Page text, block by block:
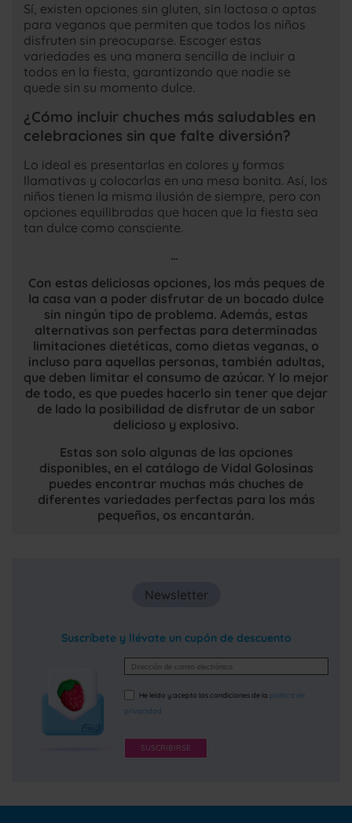
Sí, existen opciones sin gluten, sin lactosa o aptas
para veganos que permiten que todos los niños
disfruten sin preocuparse. Escoger estas
variedades es una manera sencilla de incluir a
todos en la fiesta, garantizando que nadie se
quede sin su momento dulce.
¿Cómo incluir chuches más saludables en
celebraciones sin que falte diversión?
Lo ideal es presentarlas en colores y formas
llamativas y colocarlas en una mesa bonita. Así, los
niños tienen la misma ilusión de siempre, pero con
opciones equilibradas que hacen que la fiesta sea
tan dulce como consciente.
…
Con estas deliciosas opciones, los más peques de
la casa van a poder disfrutar de un bocado dulce
sin ningún tipo de problema. Además, estas
alternativas son perfectas para determinadas
limitaciones dietéticas, como dietas veganas, o
incluso para aquellas personas, también adultas,
que deben limitar el consumo de azúcar. Y lo mejor
de todo, es que puedes hacerlo sin tener que dejar
de lado la posibilidad de disfrutar de un sabor
delicioso y explosivo.
Estas son solo algunas de las opciones
disponibles, en el catálogo de Vidal Golosinas
puedes encontrar muchas más chuches de
diferentes variedades perfectas para los más
pequeños, os encantarán.
Newsletter
Suscríbete y llévate un cupón de descuento
He leído y acepto las condiciones de la política de
privacidad
SUSCRIBIRSE